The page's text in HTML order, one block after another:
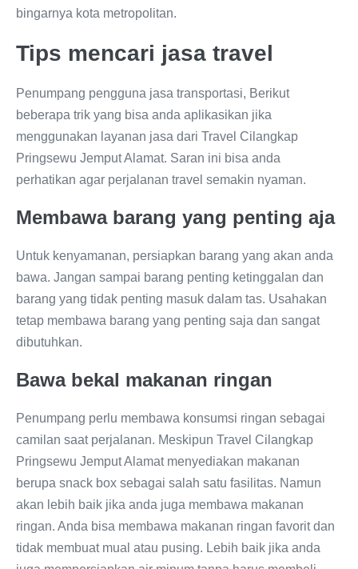
bingarnya kota metropolitan.
Tips mencari jasa travel
Penumpang pengguna jasa transportasi, Berikut
beberapa trik yang bisa anda aplikasikan jika
menggunakan layanan jasa dari Travel Cilangkap
Pringsewu Jemput Alamat. Saran ini bisa anda
perhatikan agar perjalanan travel semakin nyaman.
Membawa barang yang penting aja
Untuk kenyamanan, persiapkan barang yang akan anda
bawa. Jangan sampai barang penting ketinggalan dan
barang yang tidak penting masuk dalam tas. Usahakan
tetap membawa barang yang penting saja dan sangat
dibutuhkan.
Bawa bekal makanan ringan
Penumpang perlu membawa konsumsi ringan sebagai
camilan saat perjalanan. Meskipun Travel Cilangkap
Pringsewu Jemput Alamat menyediakan makanan
berupa snack box sebagai salah satu fasilitas. Namun
akan lebih baik jika anda juga membawa makanan
ringan. Anda bisa membawa makanan ringan favorit dan
tidak membuat mual atau pusing. Lebih baik jika anda